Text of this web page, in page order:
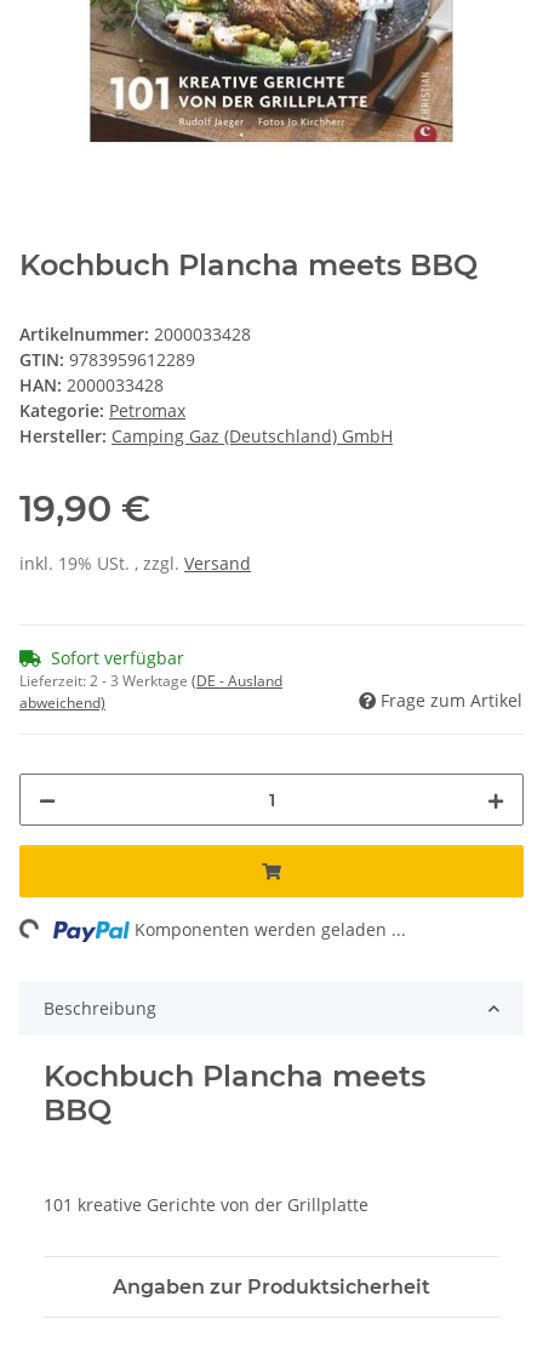
Kochbuch Plancha meets BBQ
Artikelnummer: 2000033428
GTIN: 9783959612289
HAN: 2000033428
Kategorie: Petromax
Hersteller: Camping Gaz (Deutschland) GmbH
19,90 €
inkl. 19% USt. , zzgl. Versand
Sofort verfügbar
Lieferzeit:2 - 3 Werktage (DE - Ausland
abweichend)
Frage zum Artikel
Komponenten werden geladen ...
Beschreibung
Kochbuch Plancha meets
BBQ
101 kreative Gerichte von der Grillplatte
Angaben zur Produktsicherheit